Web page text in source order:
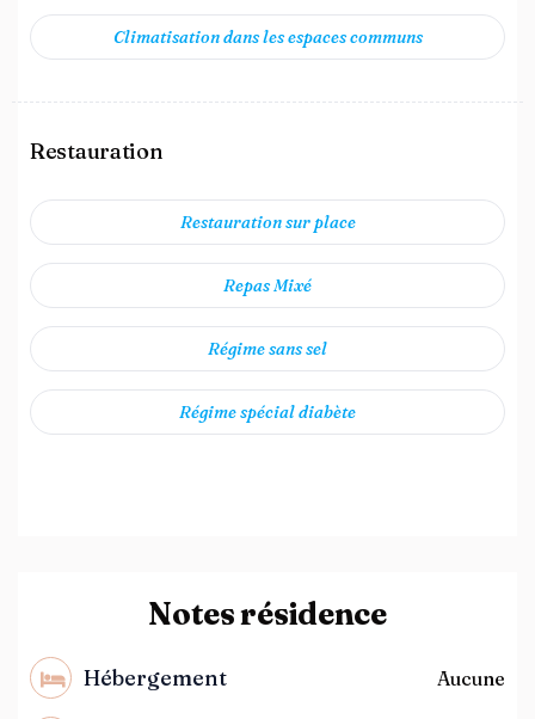
Climatisation dans les espaces communs
Restauration
Restauration sur place
Repas Mixé
Régime sans sel
Régime spécial diabète
Notes résidence
Hébergement Aucune